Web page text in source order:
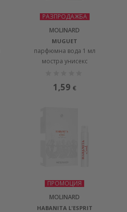
РАЗПРОДАЖБА
MOLINARD
MUGUET
парфюмна вода 1 мл
мостра унисекс
1,59 €
ПРОМОЦИЯ
MOLINARD
HABANITA L'ESPRIT